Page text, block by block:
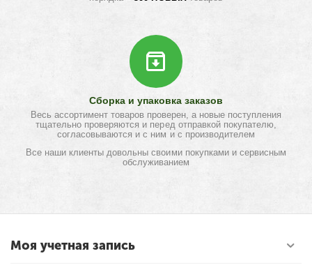
Сборка и упаковка заказов
Весь ассортимент товаров проверен, а новые поступления
тщательно проверяются и перед отправкой покупателю,
согласовываются и с ним и с производителем
Все наши клиенты довольны своими покупками и сервисным
обслуживанием
Моя учетная запись